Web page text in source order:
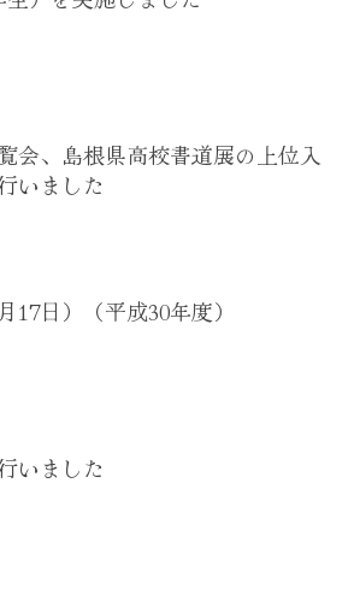
会、島根県高校書道展の上位入
いました
17日）（平成30年度）
いました